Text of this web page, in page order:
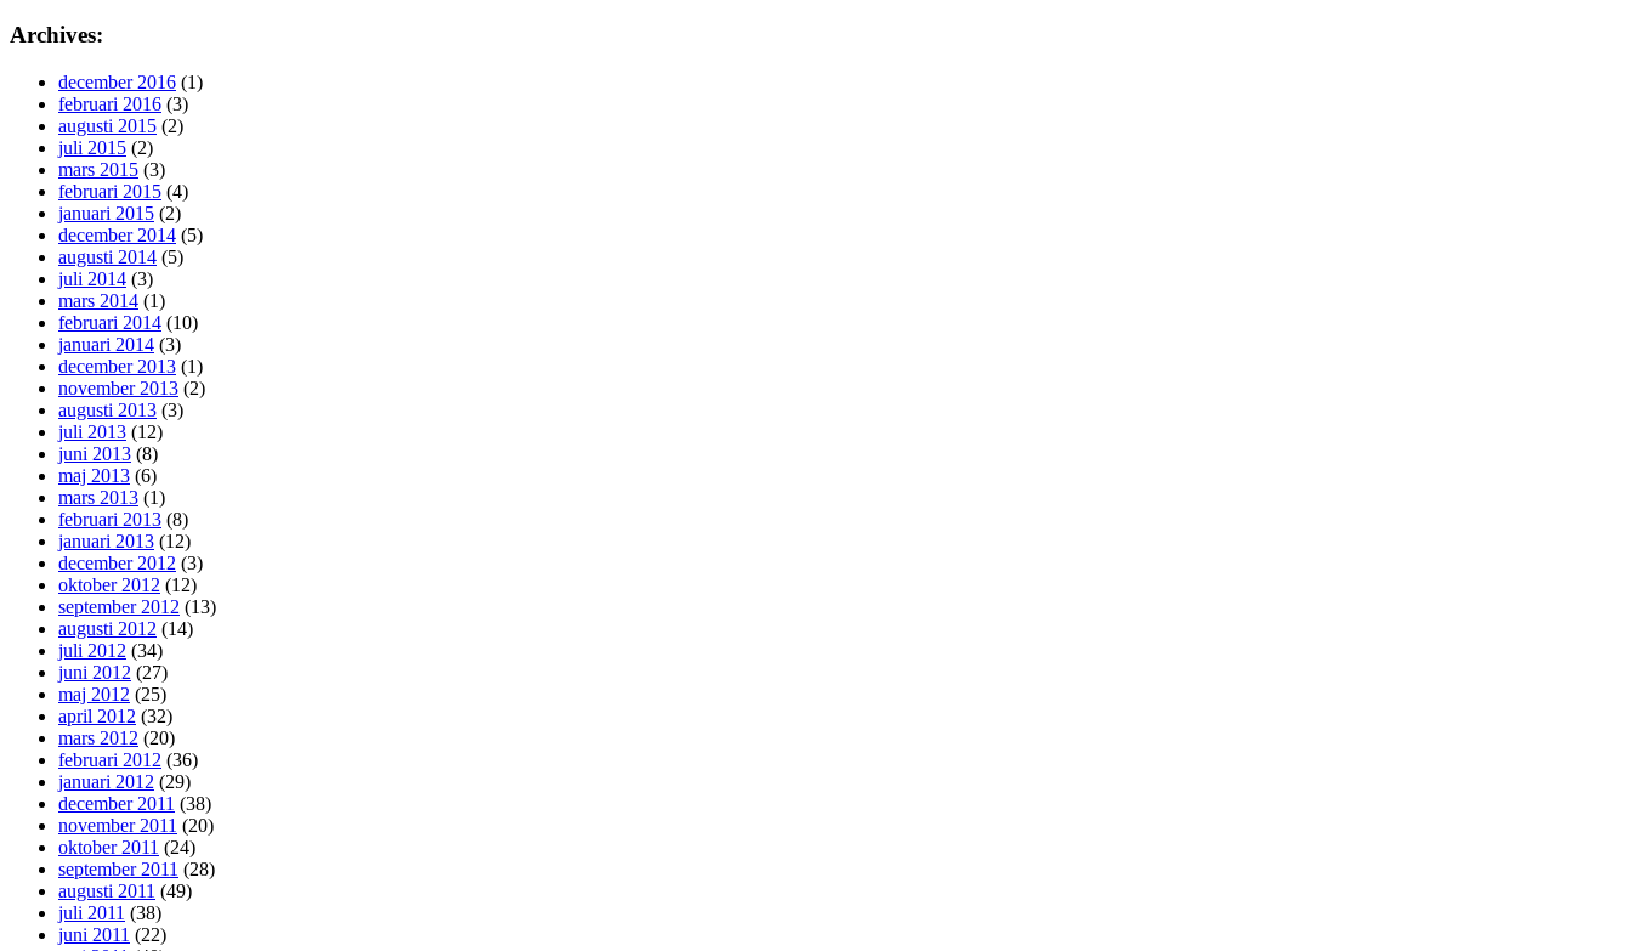
Archives:
december 2016 (1)
februari 2016 (3)
augusti 2015 (2)
juli 2015 (2)
mars 2015 (3)
februari 2015 (4)
januari 2015 (2)
december 2014 (5)
augusti 2014 (5)
juli 2014 (3)
mars 2014 (1)
februari 2014 (10)
januari 2014 (3)
december 2013 (1)
november 2013 (2)
augusti 2013 (3)
juli 2013 (12)
juni 2013 (8)
maj 2013 (6)
mars 2013 (1)
februari 2013 (8)
januari 2013 (12)
december 2012 (3)
oktober 2012 (12)
september 2012 (13)
augusti 2012 (14)
juli 2012 (34)
juni 2012 (27)
maj 2012 (25)
april 2012 (32)
mars 2012 (20)
februari 2012 (36)
januari 2012 (29)
december 2011 (38)
november 2011 (20)
oktober 2011 (24)
september 2011 (28)
augusti 2011 (49)
juli 2011 (38)
juni 2011 (22)